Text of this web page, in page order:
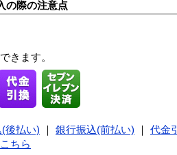
の際の注意点
きます。
後払い) 銀行振込(前払い) 代金
ちら